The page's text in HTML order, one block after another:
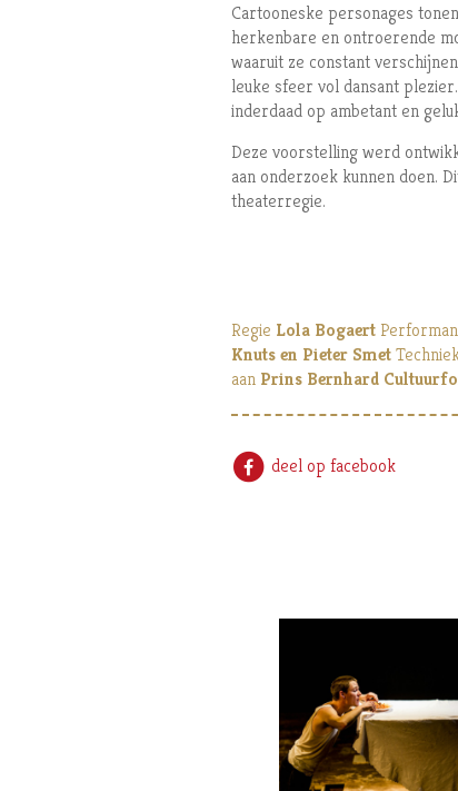
Cartooneske personages
herkenbare en ontroerende
waaruit ze constant
leuke sfeer vol dansant
inderdaad op ambetant en
Deze voorstelling werd
aan onderzoek kunnen doen.
theaterregie.
Regie Lola Bogaert
Knuts en Pieter Smet
aanPrins Bernhard
deel op facebook